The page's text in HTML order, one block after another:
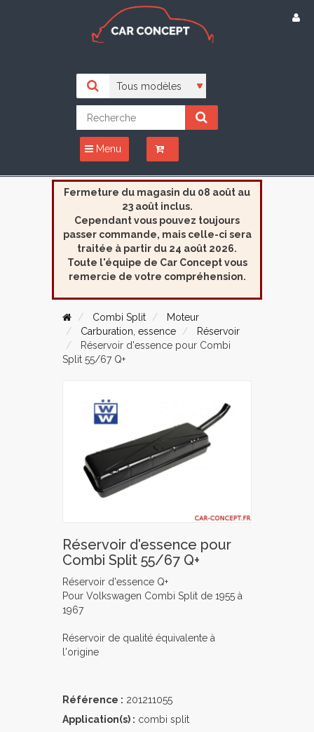
Menu
Fermeture du magasin du 08 août au
23 août inclus.
Cependant vous pouvez toujours
passer commande, mais celle-ci sera
traitée à partir du 24 août 2026.
Toute l'équipe de Car Concept vous
remercie de votre compréhension.
Combi Split
Moteur
Carburation, essence
Réservoir
Réservoir d'essence pour Combi
Split 55/67 Q+
Réservoir d'essence pour
Combi Split 55/67 Q+
Réservoir d'essence Q+
Pour Volkswagen Combi Split de 1955 à
1967
Réservoir de qualité équivalente à
l'origine
Référence : 201211055
Application(s) : combi split